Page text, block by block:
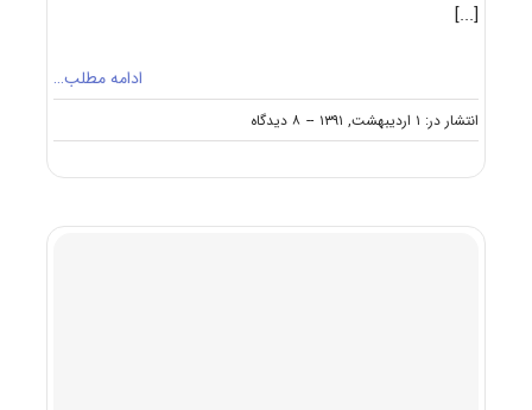
[...]
ادامه مطلب…
انتشار در: ۱ اردیبهشت, ۱۳۹۱ -- ۸ دیدگاه
on
ضرایب
علوم